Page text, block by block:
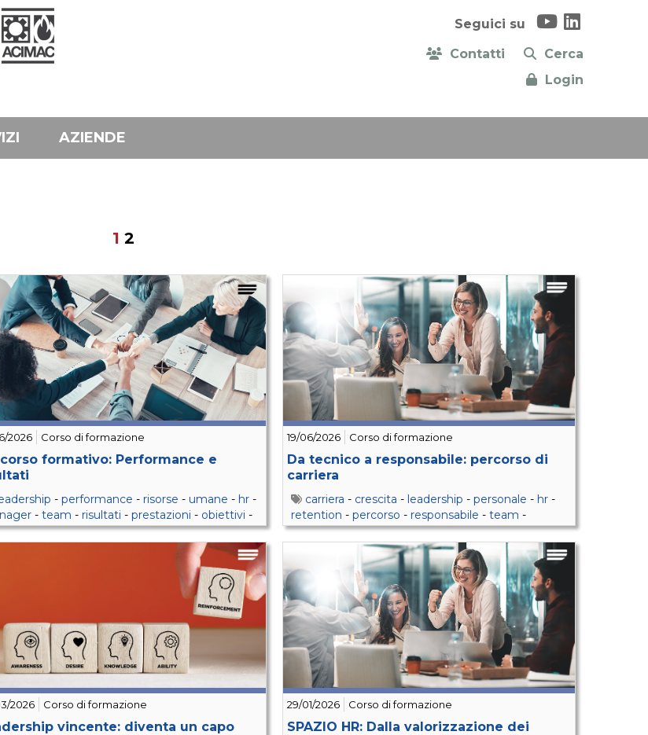
Seguici su
Contatti
Cerca
Login
AZIENDE
1 2
2026 Corso di formazione
formativo: Performance e
-performance - risorse - umane - hr -
-team - risultati -prestazioni - obiettivi -
-skills-delega-feedback-tempo-gestione
19/06/2026 Corso di formazione
Da tecnico a responsabile: percorso di
carriera
carriera - crescita - leadership - personale - hr-
retention - percorso - responsabile - team -
responsabilità
2026 Corso di formazione
vincente: diventa un capo
29/01/2026 Corso di formazione
SPAZIO HR: Dalla valorizzazione dei